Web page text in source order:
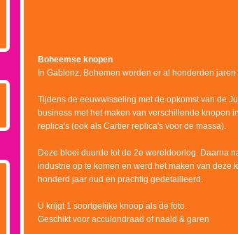
Boheemse knopen
In Gablonz, Bohemen worden er al honderden
Tijdens de eeuwwisseling met de opkomst van de
business met het maken van verschillende knopen
replica's (ook als Cartier replica's voor de massa).
Deze bloei duurde tot de 2e wereldoorlog. Daarna
industrie op te komen en werd het maken van deze
honderd jaar oud en prachtig gedetailleerd.
U krijgt 1 soortgelijke knoop als de foto.
Geschikt voor acculondraad of naald & garen